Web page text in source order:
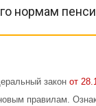
нормам
закон от
правилам.